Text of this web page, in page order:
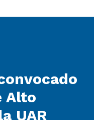
Alto
UAR